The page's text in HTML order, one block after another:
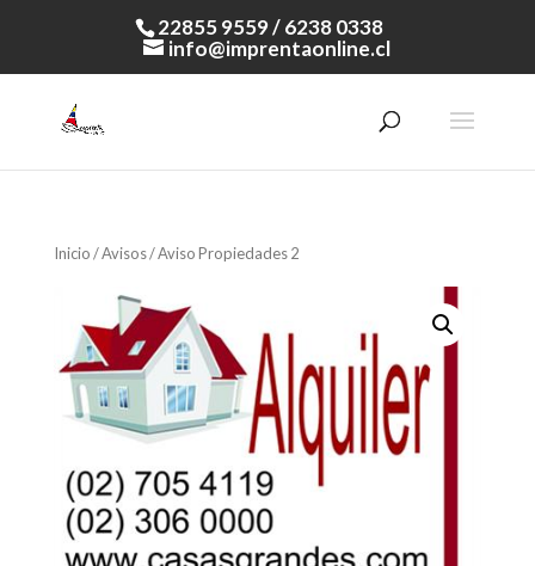
22855 9559 / 6238 0338
info@imprentaonline.cl
Inicio/Avisos/ Aviso Propiedades 2